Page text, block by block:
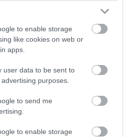
to enable storage
like cookies on web or
apps.
user data to be sent to
purposes.
to send me
to enable storage